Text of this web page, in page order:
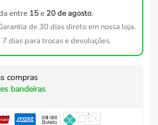
entre 15e 20 de agosto.
de 30 dias direto em nossa loja.
7 dias para trocas e devoluções.
compras
bandeiras